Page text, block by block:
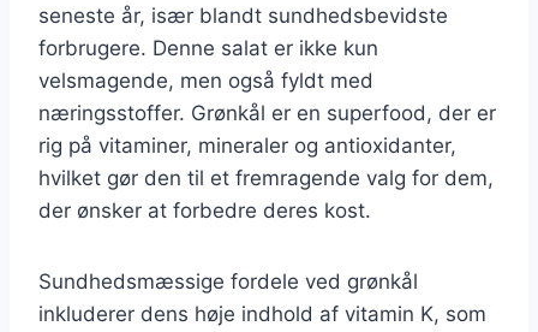
seneste år, især blandt sundhedsbevidste
forbrugere. Denne salat er ikke kun
velsmagende, men også fyldt med
næringsstoffer. Grønkål er en superfood, der er
rig på vitaminer, mineraler og antioxidanter,
hvilket gør den til et fremragende valg for dem,
der ønsker at forbedre deres kost.
Sundhedsmæssige fordele ved grønkål
inkluderer dens høje indhold af vitamin K, som